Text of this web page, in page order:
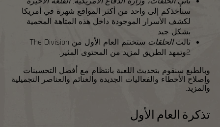
سنأخذكم إلى واحد من أكثر المواقع شهرة في أمريكا
لكشف الأسرار الموجودة داخل هذه المتاهة المحمية
بشكل جيد.
ثالثالحلقات
ستختتم العام الأول من The Division
2وتمهد الطريق لمزيد من المحتوى المثير.
وبالطبع سنقوم بتحديث اللعبة بانتظام مع أفضل التحسينات
وإصلاح الأخطاء والفعاليات الجديدة والغنائم والعناصر التجميلية
والمزيد.
تذكرة العام الأول